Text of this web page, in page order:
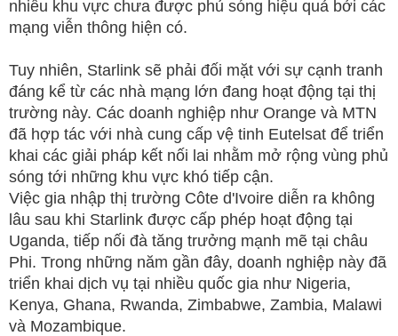
nhiều khu vực chưa được phủ sóng hiệu quả bởi các
mạng viễn thông hiện có.
Tuy nhiên, Starlink sẽ phải đối mặt với sự cạnh tranh
đáng kể từ các nhà mạng lớn đang hoạt động tại thị
trường này. Các doanh nghiệp như Orange và MTN
đã hợp tác với nhà cung cấp vệ tinh Eutelsat để triển
khai các giải pháp kết nối lai nhằm mở rộng vùng phủ
sóng tới những khu vực khó tiếp cận.
Việc gia nhập thị trường Côte d'Ivoire diễn ra không
lâu sau khi Starlink được cấp phép hoạt động tại
Uganda, tiếp nối đà tăng trưởng mạnh mẽ tại châu
Phi. Trong những năm gần đây, doanh nghiệp này đã
triển khai dịch vụ tại nhiều quốc gia như Nigeria,
Kenya, Ghana, Rwanda, Zimbabwe, Zambia, Malawi
và Mozambique.